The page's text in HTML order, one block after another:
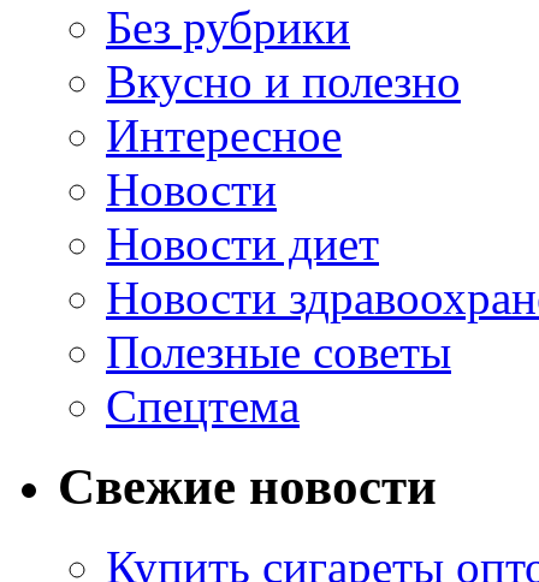
Без рубрики
Вкусно и полезно
Интересное
Новости
Новости диет
Новости
Полезные советы
Спецтема
Свежие новости
Купить сигареты